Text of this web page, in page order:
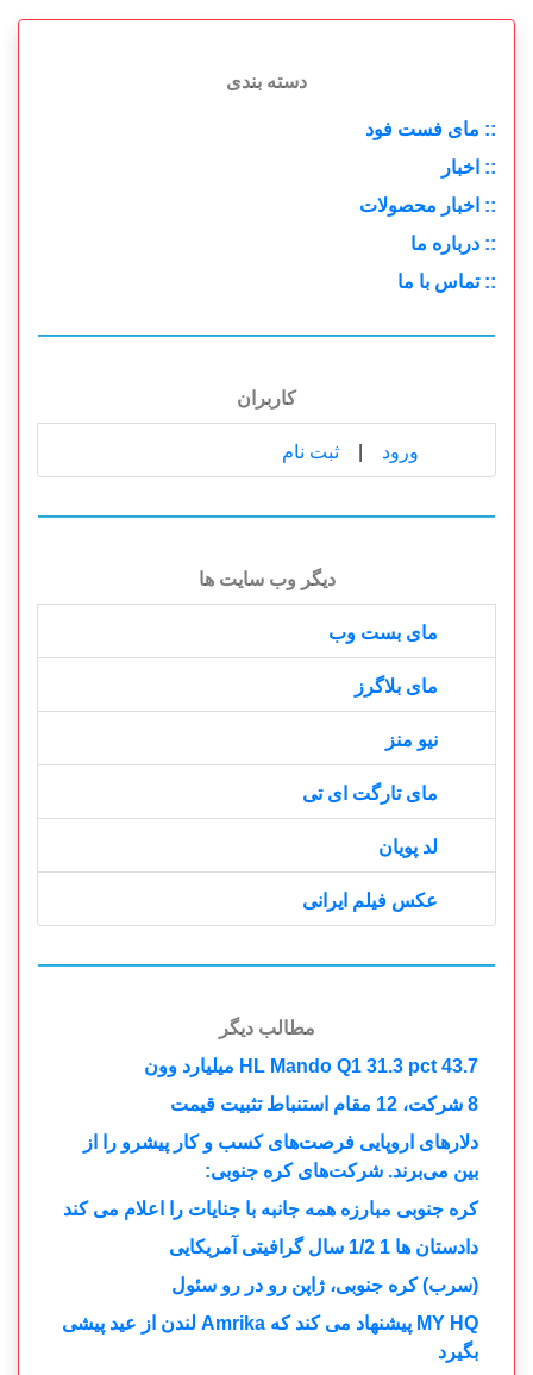
دسته بندی
:: مای فست فود
:: اخبار
:: اخبار محصولات
:: درباره ما
:: تماس با ما
کاربران
ورود ثبت نام
دیگر وب سایت ها
مای بست وب
مای بلاگرز
نیو منز
مای تارگت ای تی
لد پویان
عکس فیلم ایرانی
مطالب دیگر
HL Mando Q1 31.3 pct 43.7 میلیارد وون
8 شرکت، 12 مقام استنباط تثبیت قیمت
دلارهای اروپایی فرصت‌های کسب و کار پیشرو را از
بین می‌برند. شرکت‌های کره جنوبی:
کره جنوبی مبارزه همه جانبه با جنایات را اعلام می کند
دادستان ها 1 1/2 سال گرافیتی آمریکایی
(سرب) کره جنوبی، ژاپن رو در رو سئول
MY HQ پیشنهاد می کند که Amrika لندن از عید پیشی
بگیرد